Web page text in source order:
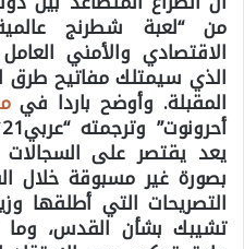
من “لعبة شطرنج
الاقتصادي والأمني
الذي سيمتلك مفاتيح طرق
المقبلة. وأوضح باردا في
يعد يقتصر على السجالات
بصورة غير مسبوقة خلال
التصريحات التي أطلقها
تشيبك بشأن القدس، وما